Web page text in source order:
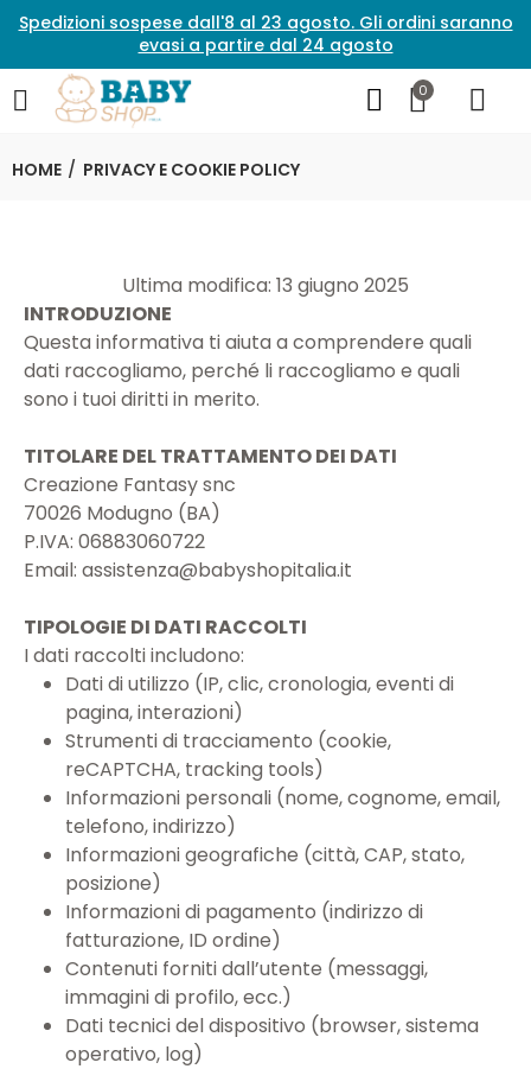
Spedizioni sospese dall'8 al 23 agosto. Gli ordini saranno
evasi a partire dal 24 agosto
0
HOME PRIVACY E COOKIE POLICY
Ultima modifica: 13 giugno 2025
INTRODUZIONE
Questa informativa ti aiuta a comprendere quali
dati raccogliamo, perché li raccogliamo e quali
sono i tuoi diritti in merito.
TITOLARE DEL TRATTAMENTO DEI DATI
Creazione Fantasy snc
70026 Modugno (BA)
P.IVA: 06883060722
Email: assistenza@babyshopitalia.it
TIPOLOGIE DI DATI RACCOLTI
I dati raccolti includono:
Dati di utilizzo (IP, clic, cronologia, eventi di
pagina, interazioni)
Strumenti di tracciamento (cookie,
reCAPTCHA, tracking tools)
Informazioni personali (nome, cognome, email,
telefono, indirizzo)
Informazioni geografiche (città, CAP, stato,
posizione)
Informazioni di pagamento (indirizzo di
fatturazione, ID ordine)
Contenuti forniti dall’utente (messaggi,
immagini di profilo, ecc.)
Dati tecnici del dispositivo (browser, sistema
operativo, log)